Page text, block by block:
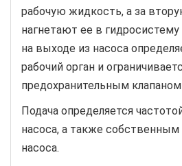
рабочую жидкость, а за
нагнетают ее в
на выходе из насоса
рабочий орган и
предохранительным
Подача определяется
насоса, а также
насоса.